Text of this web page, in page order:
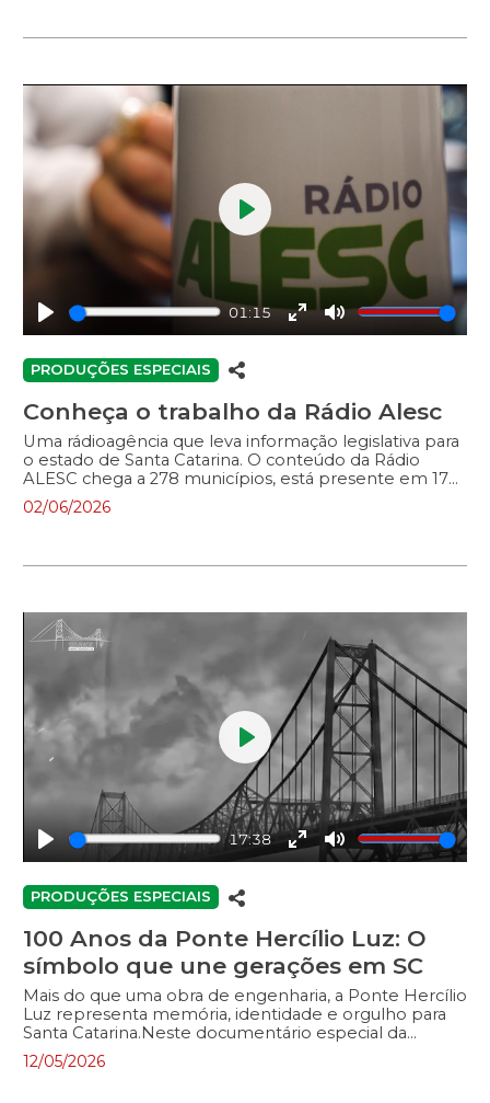
no desenvolvimento desta tecnologia.
Play
01:15
EnterMute
Play
PRODUÇÕES ESPECIAIS
Conheça o trabalho da Rádio Alesc
Uma rádioagência que leva informação legislativa para
o estado de Santa Catarina. O conteúdo da Rádio
ALESC chega a 278 municípios, está presente em 175
emissoras e alcança 5,8 milhões de pessoas. Nesse
vídeo, você vai conhecer os bastidores, os estúdios e
02/06/2026
Play
17:38
EnterMute
Play
PRODUÇÕES ESPECIAIS
100 Anos da Ponte Hercílio Luz: O
símbolo que une gerações em SC
Mais do que uma obra de engenharia, a Ponte Hercílio
Luz representa memória, identidade e orgulho para
Santa Catarina.Neste documentário especial da
TVALESC, celebramos os 100 anos de um dos maiores
símbolos da capital catarinense, uma história
12/05/2026